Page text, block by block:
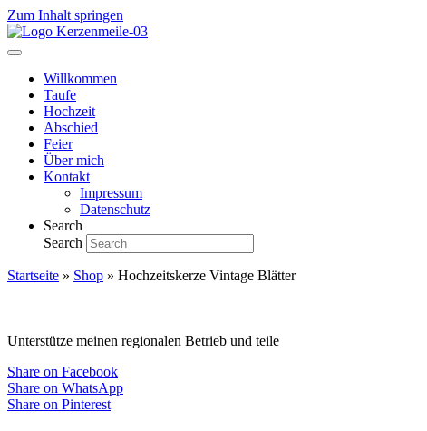
Zum Inhalt springen
Willkommen
Taufe
Hochzeit
Abschied
Feier
Über mich
Kontakt
Impressum
Datenschutz
Search
Search
Startseite » Shop » Hochzeitskerze Vintage Blätter
Unterstütze meinen regionalen Betrieb und teile
Share on Facebook
Share on WhatsApp
Share on Pinterest